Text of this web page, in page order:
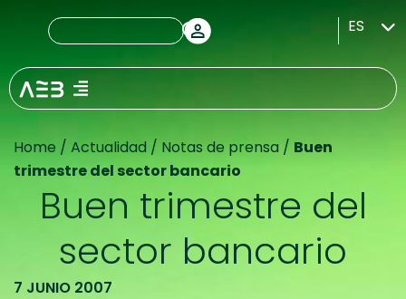
ES
Home / Actualidad / Notas de prensa / Buen
trimestre del sector bancario
Buen trimestre del
sector bancario
7 JUNIO 2007